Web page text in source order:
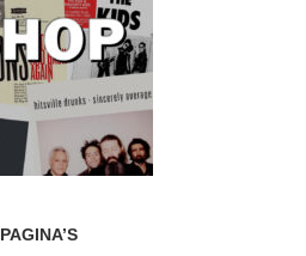
PAGINA’S